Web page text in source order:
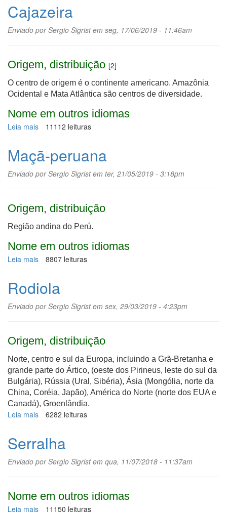
índia
Cajazeira
Enviado porSergio Sigristem seg, 17/06/2019 - 11:46am
Origem, distribuição [2]
O centro de origem é o continente americano. Amazônia
Ocidental e Mata Atlântica são centros de diversidade.
Nome em outros idiomas
Leia mais sobre
11112 leituras
Maçã-peruana
Enviado porSergio Sigristem ter, 21/05/2019 - 3:18pm
Origem, distribuição
Região andina do Perú.
Nome em outros idiomas
Leia mais sobre
8807 leituras
Rodiola
Enviado porSergio Sigristem sex, 29/03/2019 - 4:23pm
Origem, distribuição
Norte, centro e sul da Europa, incluindo a Grã-Bretanha e
grande parte do Ártico, (oeste dos Pirineus, leste do sul da
Bulgária), Rússia (Ural, Sibéria), Ásia (Mongólia, norte da
China, Coréia, Japão), América do Norte (norte dos EUA e
Canadá), Groenlândia.
Leia mais sobre
6282 leituras
Serralha
Enviado porSergio Sigristem qua, 11/07/2018 - 11:37am
Nome em outros idiomas
Leia mais sobre
11150 leituras